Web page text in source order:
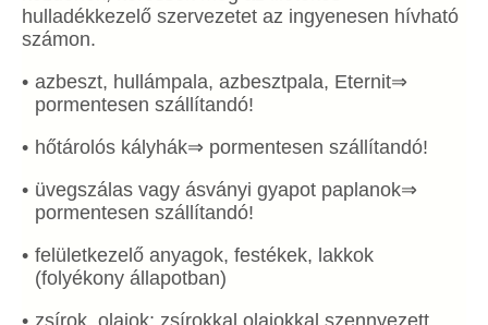
hulladékkezelő szervezetet az ingyenesen hívható
számon.
azbeszt, hullámpala, azbesztpala, Eternit⇒
pormentesen szállítandó!
hőtárolós kályhák⇒ pormentesen szállítandó!
üvegszálas vagy ásványi gyapot paplanok⇒
pormentesen szállítandó!
felületkezelő anyagok, festékek, lakkok
(folyékony állapotban)
zsírok, olajok; zsírokkal,olajokkal szennyezett